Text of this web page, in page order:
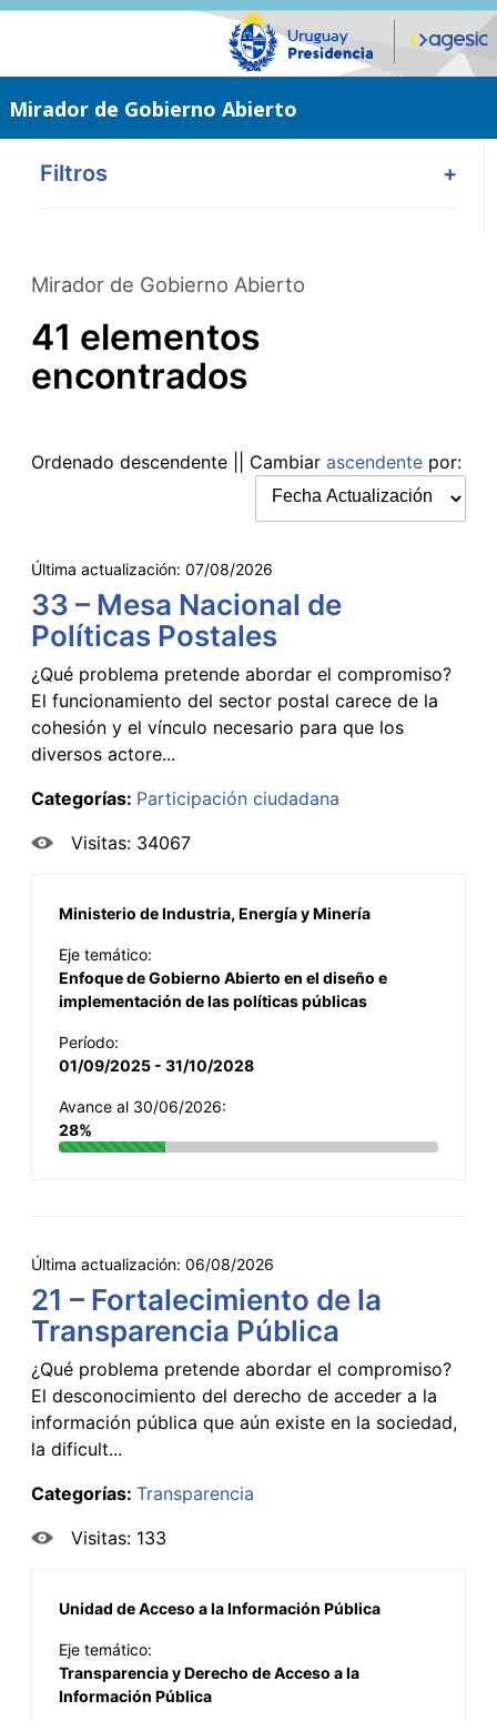
Saltar
Mirador de Gobierno Abierto
Filtros +
Mirador de Gobierno Abierto
41 elementos
encontrados
Ordenado descendente || Cambiar ascendente por:
Última actualización: 07/08/2026
33 – Mesa Nacional de
Políticas Postales
¿Qué problema pretende abordar el compromiso?
El funcionamiento del sector postal carece de la
cohesión y el vínculo necesario para que los
diversos actore...
Categorías: Participación ciudadana
Visitas: 34067
Ministerio de Industria, Energía y Minería
Eje temático:
Enfoque de Gobierno Abierto en el diseño e
implementación de las políticas públicas
Período:
01/09/2025 - 31/10/2028
Avance al 30/06/2026:
28%
Última actualización: 06/08/2026
21 – Fortalecimiento de la
Transparencia Pública
¿Qué problema pretende abordar el compromiso?
El desconocimiento del derecho de acceder a la
información pública que aún existe en la sociedad,
la dificult...
Categorías: Transparencia
Visitas: 133
Unidad de Acceso a la Información Pública
Eje temático:
Transparencia y Derecho de Acceso a la
Información Pública